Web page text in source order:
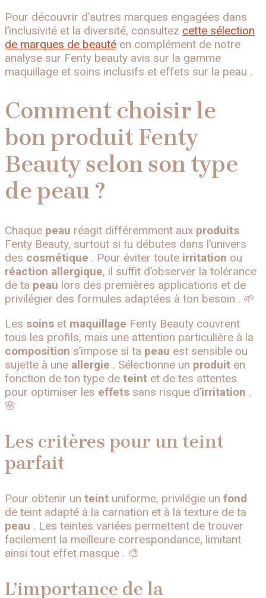
Pour découvrir d’autres marques engagées dans
l’inclusivité et la diversité, consultez cette sélection
de marques de beauté en complément de notre
analyse sur Fenty beauty avis sur la gamme
maquillage et soins inclusifs et effets sur la peau .
Comment choisir le
bon produit Fenty
Beauty selon son type
de peau ?
Chaque peau réagit différemment aux produits
Fenty Beauty, surtout si tu débutes dans l’univers
des cosmétique . Pour éviter toute irritation ou
réaction allergique, il suffit d’observer la tolérance
de ta peau lors des premières applications et de
privilégier des formules adaptées à ton besoin . 🌱
Les soins et maquillage Fenty Beauty couvrent
tous les profils, mais une attention particulière à la
composition s’impose si ta peau est sensible ou
sujette à une allergie . Sélectionne un produit en
fonction de ton type de teint et de tes attentes
pour optimiser les effets sans risque d’irritation .
🌸
Les critères pour un teint
parfait
Pour obtenir un teint uniforme, privilégie un fond
de teint adapté à la carnation et à la texture de ta
peau . Les teintes variées permettent de trouver
facilement la meilleure correspondance, limitant
ainsi tout effet masque . 🎨
L’importance de la